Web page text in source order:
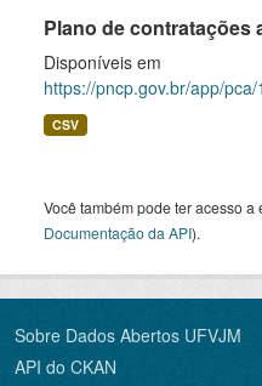
Plano de contratações
Disponíveis em
https://pncp.gov.br/app/
CSV
Você também pode ter acesso
Documentação da API).
Sobre Dados Abertos UFVJM
API do CKAN